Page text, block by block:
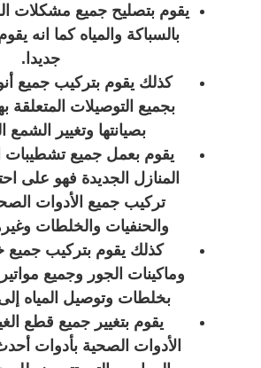
يقوم بتصليح جميع مشكلات
بالسباكة والمياه كما انه
جديدا.
كذلك يقوم بتركيب جميع
بجميع التوصيلات المتعلقة
بصيانتها وتغيير الشمع
يقوم بعمل جميع تشطيبات
المنازل الجديدة فهو على
تركيب جميع الأدوات
والحنفيات والخلطات
كذلك يقوم بتركيب جميع
وماكينات الجور وجميع مواتير
بخلطات وتوصيل المياه إلى
يقوم بتغيير جميع قطع
الأدوات الصحية بأدوات